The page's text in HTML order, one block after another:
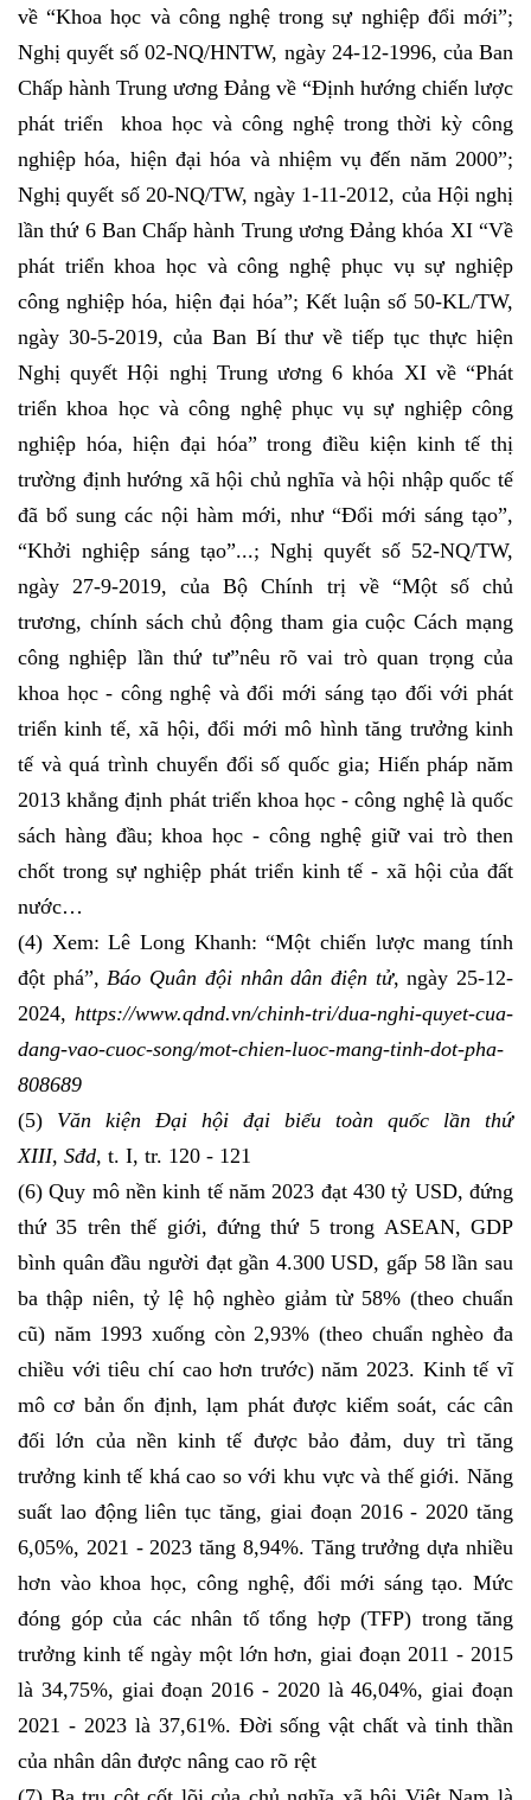
về “Khoa học và công nghệ trong sự nghiệp đổi mới”;
Nghị quyết số 02-NQ/HNTW, ngày 24-12-1996, của Ban
Chấp hành Trung ương Đảng về “Định hướng chiến lược
phát triển khoa học và công nghệ trong thời kỳ công
nghiệp hóa, hiện đại hóa và nhiệm vụ đến năm 2000”;
Nghị quyết số 20-NQ/TW, ngày 1-11-2012, của Hội nghị
lần thứ 6 Ban Chấp hành Trung ương Đảng khóa XI “Về
phát triển khoa học và công nghệ phục vụ sự nghiệp
công nghiệp hóa, hiện đại hóa”; Kết luận số 50-KL/TW,
ngày 30-5-2019, của Ban Bí thư về tiếp tục thực hiện
Nghị quyết Hội nghị Trung ương 6 khóa XI về “Phát
triển khoa học và công nghệ phục vụ sự nghiệp công
nghiệp hóa, hiện đại hóa” trong điều kiện kinh tế thị
trường định hướng xã hội chủ nghĩa và hội nhập quốc tế
đã bổ sung các nội hàm mới, như “Đổi mới sáng tạo”,
“Khởi nghiệp sáng tạo”...; Nghị quyết số 52-NQ/TW,
ngày 27-9-2019, của Bộ Chính trị về “Một số chủ
trương, chính sách chủ động tham gia cuộc Cách mạng
công nghiệp lần thứ tư”nêu rõ vai trò quan trọng của
khoa học - công nghệ và đổi mới sáng tạo đối với phát
triển kinh tế, xã hội, đổi mới mô hình tăng trưởng kinh
tế và quá trình chuyển đổi số quốc gia; Hiến pháp năm
2013 khẳng định phát triển khoa học - công nghệ là quốc
sách hàng đầu; khoa học - công nghệ giữ vai trò then
chốt trong sự nghiệp phát triển kinh tế - xã hội của đất
nước…
(4) Xem: Lê Long Khanh: “Một chiến lược mang tính
đột phá”, Báo Quân đội nhân dân điện tử, ngày 25-12-
2024, https://www.qdnd.vn/chinh-tri/dua-nghi-quyet-cua-
dang-vao-cuoc-song/mot-chien-luoc-mang-tinh-dot-pha-
808689
(5) Văn kiện Đại hội đại biểu toàn quốc lần thứ
XIII, Sđd, t. I, tr. 120 - 121
(6) Quy mô nền kinh tế năm 2023 đạt 430 tỷ USD, đứng
thứ 35 trên thế giới, đứng thứ 5 trong ASEAN, GDP
bình quân đầu người đạt gần 4.300 USD, gấp 58 lần sau
ba thập niên, tỷ lệ hộ nghèo giảm từ 58% (theo chuẩn
cũ) năm 1993 xuống còn 2,93% (theo chuẩn nghèo đa
chiều với tiêu chí cao hơn trước) năm 2023. Kinh tế vĩ
mô cơ bản ổn định, lạm phát được kiểm soát, các cân
đối lớn của nền kinh tế được bảo đảm, duy trì tăng
trưởng kinh tế khá cao so với khu vực và thế giới. Năng
suất lao động liên tục tăng, giai đoạn 2016 - 2020 tăng
6,05%, 2021 - 2023 tăng 8,94%. Tăng trưởng dựa nhiều
hơn vào khoa học, công nghệ, đổi mới sáng tạo. Mức
đóng góp của các nhân tố tổng hợp (TFP) trong tăng
trưởng kinh tế ngày một lớn hơn, giai đoạn 2011 - 2015
là 34,75%, giai đoạn 2016 - 2020 là 46,04%, giai đoạn
2021 - 2023 là 37,61%. Đời sống vật chất và tinh thần
của nhân dân được nâng cao rõ rệt